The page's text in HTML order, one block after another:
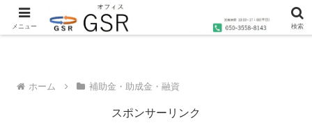
沖縄の社労士・行政書士・1級FP技能士によるコンサルティングならオフィス
ホーム 補助金・助成金・融資
スポンサーリンク
メニュー 検索